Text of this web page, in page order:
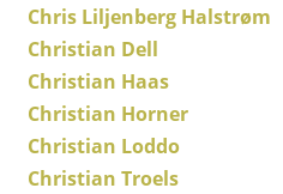
Lampes de sol
Appliques murales
Luminaires d’extérieur
Lampes sans fil
Chris Liljenberg Halstrøm
Christian Dell
Christian Haas
Christian Horner
Christian Loddo
Christian Troels